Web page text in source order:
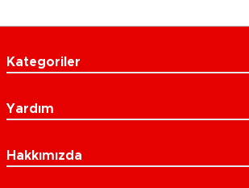
Kategoriler
Yardım
Hakkımızda